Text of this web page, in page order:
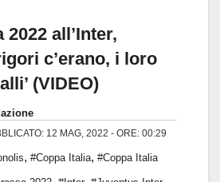
all’Inter,
c’erano, i loro
(VIDEO)
12 MAG, 2022 - ORE: 00:29
, #Coppa Italia, #Coppa Italia